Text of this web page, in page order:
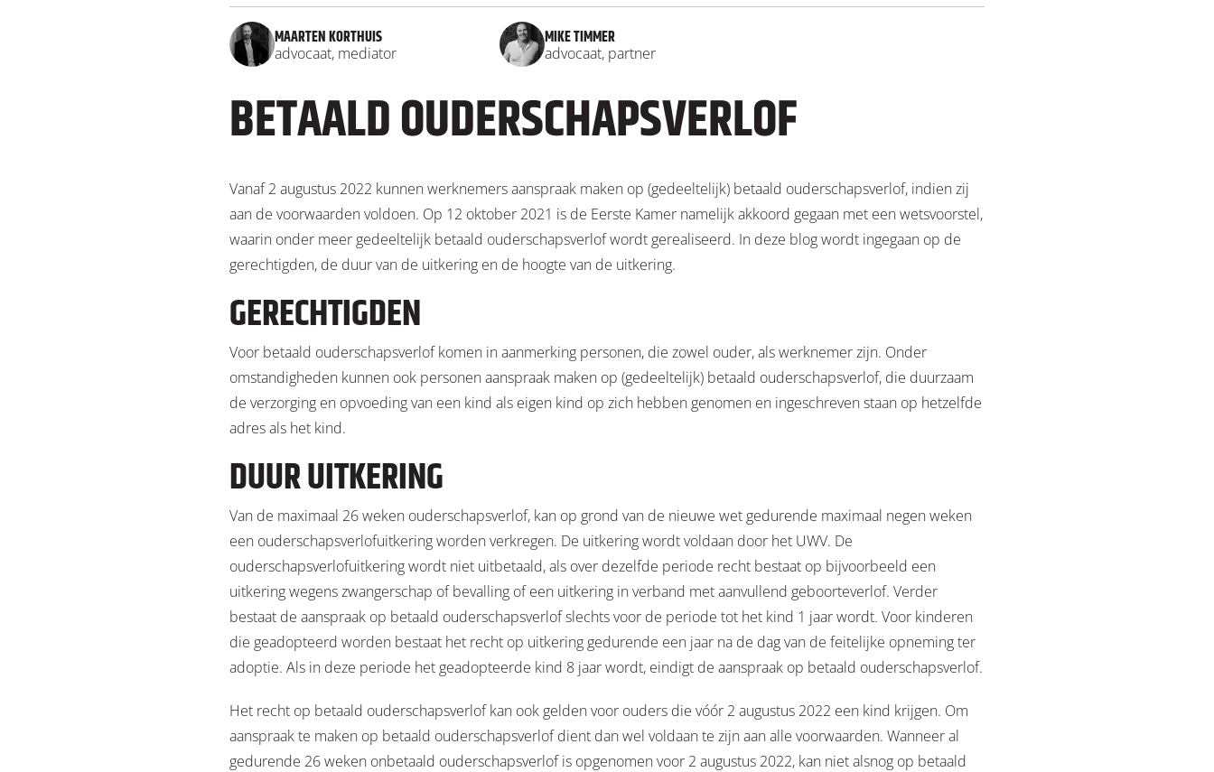
MAARTEN KORTHUIS
advocaat, mediator
MIKE TIMMER
advocaat, partner
BETAALD OUDERSCHAPSVERLOF
Vanaf 2 augustus 2022 kunnen werknemers aanspraak maken op (gedeeltelijk) betaald ouderschapsverlof, indien zij
aan de voorwaarden voldoen. Op 12 oktober 2021 is de Eerste Kamer namelijk akkoord gegaan met een wetsvoorstel,
waarin onder meer gedeeltelijk betaald ouderschapsverlof wordt gerealiseerd. In deze blog wordt ingegaan op de
gerechtigden, de duur van de uitkering en de hoogte van de uitkering.
GERECHTIGDEN
Voor betaald ouderschapsverlof komen in aanmerking personen, die zowel ouder, als werknemer zijn. Onder
omstandigheden kunnen ook personen aanspraak maken op (gedeeltelijk) betaald ouderschapsverlof, die duurzaam
de verzorging en opvoeding van een kind als eigen kind op zich hebben genomen en ingeschreven staan op hetzelfde
adres als het kind.
DUUR UITKERING
Van de maximaal 26 weken ouderschapsverlof, kan op grond van de nieuwe wet gedurende maximaal negen weken
een ouderschapsverlofuitkering worden verkregen. De uitkering wordt voldaan door het UWV. De
ouderschapsverlofuitkering wordt niet uitbetaald, als over dezelfde periode recht bestaat op bijvoorbeeld een
uitkering wegens zwangerschap of bevalling of een uitkering in verband met aanvullend geboorteverlof. Verder
bestaat de aanspraak op betaald ouderschapsverlof slechts voor de periode tot het kind 1 jaar wordt. Voor kinderen
die geadopteerd worden bestaat het recht op uitkering gedurende een jaar na de dag van de feitelijke opneming ter
adoptie. Als in deze periode het geadopteerde kind 8 jaar wordt, eindigt de aanspraak op betaald ouderschapsverlof.
Het recht op betaald ouderschapsverlof kan ook gelden voor ouders die vóór 2 augustus 2022 een kind krijgen. Om
aanspraak te maken op betaald ouderschapsverlof dient dan wel voldaan te zijn aan alle voorwaarden. Wanneer al
gedurende 26 weken onbetaald ouderschapsverlof is opgenomen voor 2 augustus 2022, kan niet alsnog op betaald